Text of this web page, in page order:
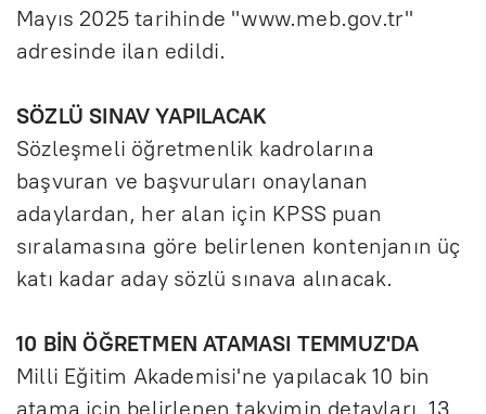
Mayıs 2025 tarihinde "www.meb.gov.tr"
adresinde ilan edildi.
SÖZLÜ SINAV YAPILACAK
Sözleşmeli öğretmenlik kadrolarına
başvuran ve başvuruları onaylanan
adaylardan, her alan için KPSS puan
sıralamasına göre belirlenen kontenjanın üç
katı kadar aday sözlü sınava alınacak.
10 BİN ÖĞRETMEN ATAMASI TEMMUZ'DA
Milli Eğitim Akademisi'ne yapılacak 10 bin
atama için belirlenen takvimin detayları, 13